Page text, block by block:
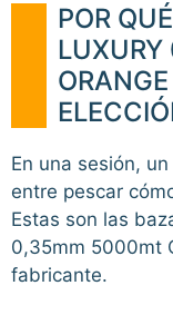
POR
En una sesión,
entre pescar
Estas son las
0,35mm 5000mt
fabricante.